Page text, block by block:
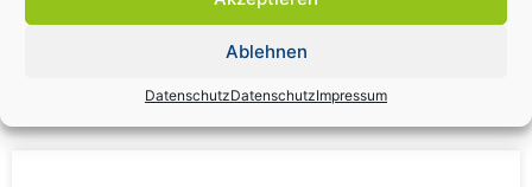
Ablehnen
DatenschutzDatenschutzImpressum
Zollstock Druckdatencheck / Profidatencheck